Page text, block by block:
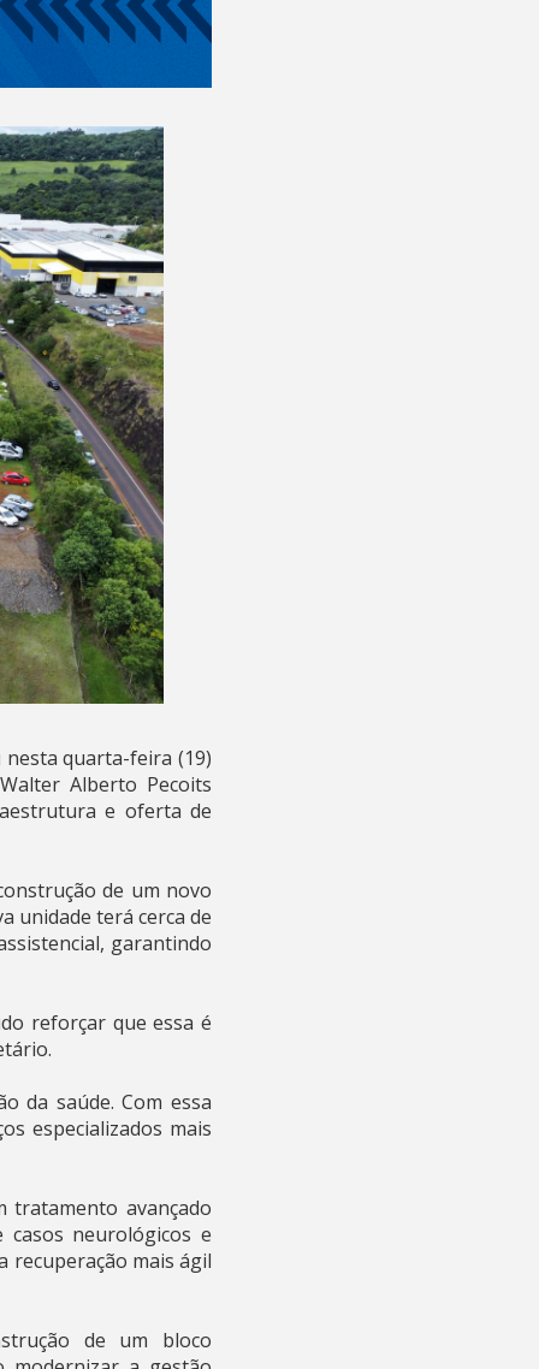
nesta quarta-feira (19)
Alberto Pecoits
e oferta de
de um novo
unidade terá cerca de
garantindo
reforçar que essa é
da saúde. Com essa
especializados mais
tratamento avançado
casos neurológicos e
recuperação mais ágil
de um bloco